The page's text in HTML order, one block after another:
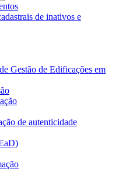
de inativos e
Gestão de Edificações em
de autenticidade